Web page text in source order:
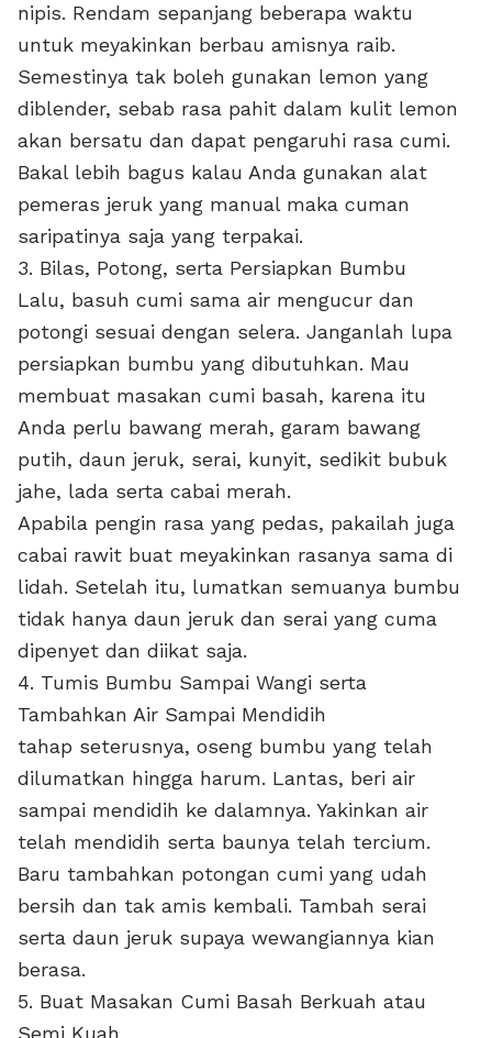
nipis. Rendam sepanjang beberapa waktu
untuk meyakinkan berbau amisnya raib.
Semestinya tak boleh gunakan lemon yang
diblender, sebab rasa pahit dalam kulit lemon
akan bersatu dan dapat pengaruhi rasa cumi.
Bakal lebih bagus kalau Anda gunakan alat
pemeras jeruk yang manual maka cuman
saripatinya saja yang terpakai.
3. Bilas, Potong, serta Persiapkan Bumbu
Lalu, basuh cumi sama air mengucur dan
potongi sesuai dengan selera. Janganlah lupa
persiapkan bumbu yang dibutuhkan. Mau
membuat masakan cumi basah, karena itu
Anda perlu bawang merah, garam bawang
putih, daun jeruk, serai, kunyit, sedikit bubuk
jahe, lada serta cabai merah.
Apabila pengin rasa yang pedas, pakailah juga
cabai rawit buat meyakinkan rasanya sama di
lidah. Setelah itu, lumatkan semuanya bumbu
tidak hanya daun jeruk dan serai yang cuma
dipenyet dan diikat saja.
4. Tumis Bumbu Sampai Wangi serta
Tambahkan Air Sampai Mendidih
tahap seterusnya, oseng bumbu yang telah
dilumatkan hingga harum. Lantas, beri air
sampai mendidih ke dalamnya. Yakinkan air
telah mendidih serta baunya telah tercium.
Baru tambahkan potongan cumi yang udah
bersih dan tak amis kembali. Tambah serai
serta daun jeruk supaya wewangiannya kian
berasa.
5. Buat Masakan Cumi Basah Berkuah atau